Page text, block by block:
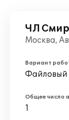
ЧЛ
Москва,
Вариант
Файловый
Общее число
1